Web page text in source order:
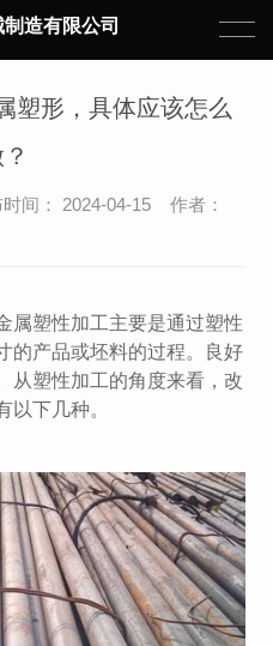
造有限公司
塑形，具体应该怎么
间： 2024-04-15 作者：
属塑性加工主要是通过塑性
的产品或坯料的过程。良好
从塑性加工的角度来看，改
以下几种。